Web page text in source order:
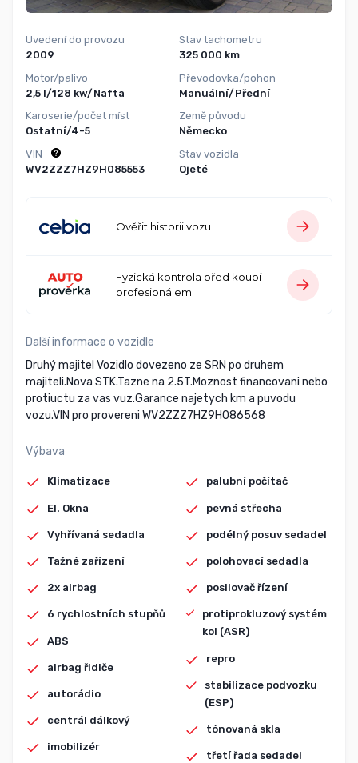
Uvedení do provozu
2009
Motor/palivo
2,5 l/128 kw/Nafta
Karoserie/počet míst
Ostatní/4-5
Stav tachometru
325 000 km
Převodovka/pohon
Manuální/Přední
Země původu
Německo
VIN
WV2ZZZ7HZ9H085553
Stav vozidla
Ojeté
Ověřit historii vozu
Fyzická kontrola před koupí
profesionálem
Další informace o vozidle
Druhý majitel Vozidlo dovezeno ze SRN po druhem
majiteli.Nova STK.Tazne na 2.5T.Moznost financovani nebo
protiuctu za vas vuz.Garance najetych km a puvodu
vozu.VIN pro provereni WV2ZZZ7HZ9H086568
Výbava
Klimatizace
El. Okna
Vyhřívaná sedadla
Tažné zařízení
2x airbag
6 rychlostních stupňů
ABS
airbag řidiče
autorádio
centrál dálkový
imobilizér
palubní počítač
pevná střecha
podélný posuv sedadel
polohovací sedadla
posilovač řízení
protiprokluzový systém
kol (ASR)
repro
stabilizace podvozku
(ESP)
tónovaná skla
třetí řada sedadel